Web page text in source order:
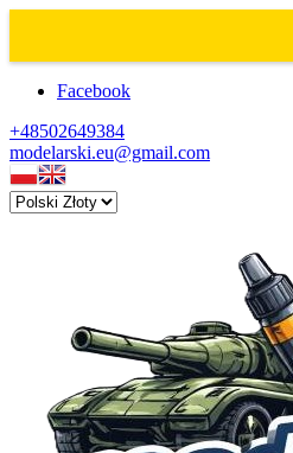
Facebook
+48502649384
modelarski.eu@gmail.com